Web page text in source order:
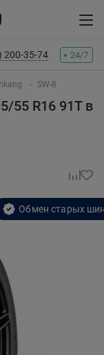
200-35-74 24/7
SW-8
55 R16 91T в
Обмен старых